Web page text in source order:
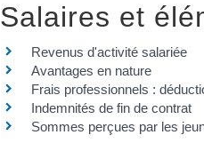
Salaires et
Revenus d'activité salariée
Avantages en nature
Frais professionnels :
Indemnités de fin de contrat
Sommes perçues par les